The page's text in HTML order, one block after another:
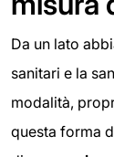
Da un lato
sanitari e la
modalità,
questa forma